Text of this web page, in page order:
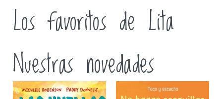
Los favoritos de Lita
Nuestras novedades